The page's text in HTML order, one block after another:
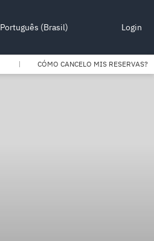
Português (Brasil) Login
CÓMO CANCELO MIS RESERVAS?